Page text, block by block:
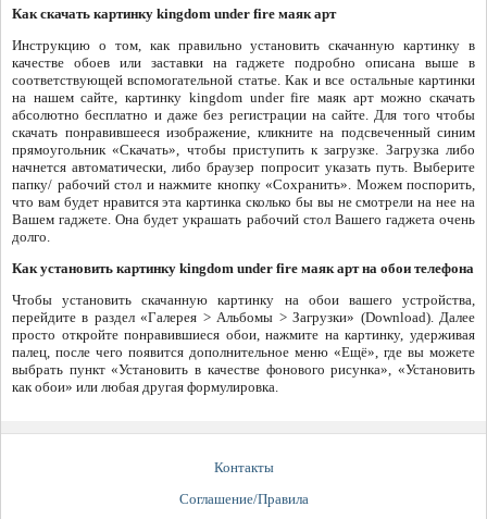
Как скачать картинку kingdom under fire маяк арт
Инструкцию о том, как правильно установить скачанную картинку в
качестве обоев или заставки на гаджете подробно описана выше в
соответствующей вспомогательной статье. Как и все остальные картинки
на нашем сайте, картинку kingdom under fire маяк арт можно скачать
абсолютно бесплатно и даже без регистрации на сайте. Для того чтобы
скачать понравившееся изображение, кликните на подсвеченный синим
прямоугольник «Скачать», чтобы приступить к загрузке. Загрузка либо
начнется автоматически, либо браузер попросит указать путь. Выберите
папку/ рабочий стол и нажмите кнопку «Сохранить». Можем поспорить,
что вам будет нравится эта картинка сколько бы вы не смотрели на нее на
Вашем гаджете. Она будет украшать рабочий стол Вашего гаджета очень
долго.
Как установить картинку kingdom under fire маяк арт на обои телефона
Чтобы установить скачанную картинку на обои вашего устройства,
перейдите в раздел «Галерея > Альбомы > Загрузки» (Download). Далее
просто откройте понравившиеся обои, нажмите на картинку, удерживая
палец, после чего появится дополнительное меню «Ещё», где вы можете
выбрать пункт «Установить в качестве фонового рисунка», «Установить
как обои» или любая другая формулировка.
Контакты
Соглашение/Правила